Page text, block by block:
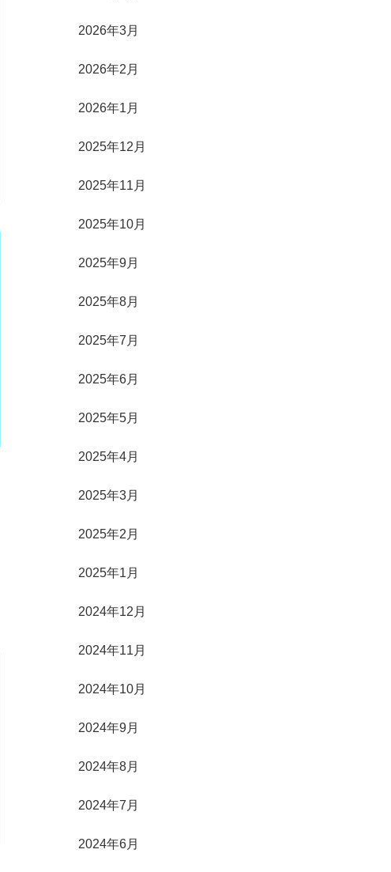
2026年3月
2026年2月
2026年1月
2025年12月
2025年11月
2025年10月
2025年9月
2025年8月
2025年7月
2025年6月
2025年5月
2025年4月
2025年3月
2025年2月
2025年1月
2024年12月
2024年11月
2024年10月
2024年9月
2024年8月
2024年7月
2024年6月